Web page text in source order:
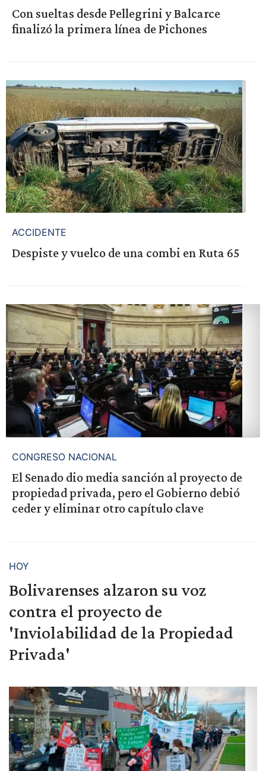
Con sueltas desde Pellegrini y Balcarce
finalizó la primera línea de Pichones
ACCIDENTE
Despiste y vuelco de una combi en Ruta 65
CONGRESO NACIONAL
El Senado dio media sanción al proyecto de
propiedad privada, pero el Gobierno debió
ceder y eliminar otro capítulo clave
HOY
Bolivarenses alzaron su voz
contra el proyecto de
'Inviolabilidad de la Propiedad
Privada'